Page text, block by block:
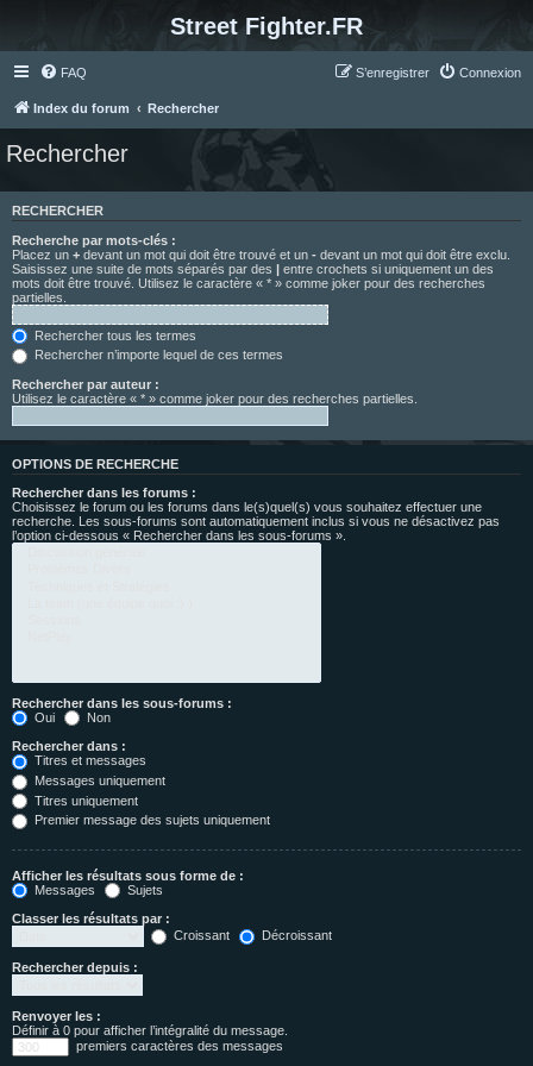
Street Fighter.FR
FAQ Connexion
S’enregistrer
Index du forum Rechercher
Rechercher
RECHERCHER
Recherche par mots-clés :
Placez un + devant un mot qui doit être trouvé et un - devant un mot qui doit être exclu.
Saisissez une suite de mots séparés par des | entre crochets si uniquement un des
mots doit être trouvé. Utilisez le caractère « * » comme joker pour des recherches
partielles.
Rechercher tous les termes
Rechercher n’importe lequel de ces termes
Rechercher par auteur :
Utilisez le caractère « * » comme joker pour des recherches partielles.
OPTIONS DE RECHERCHE
Rechercher dans les forums :
Choisissez le forum ou les forums dans le(s)quel(s) vous souhaitez effectuer une
recherche. Les sous-forums sont automatiquement inclus si vous ne désactivez pas
l’option ci-dessous « Rechercher dans les sous-forums ».
Rechercher dans les sous-forums :
Oui
Non
Rechercher dans :
Titres et messages
Messages uniquement
Titres uniquement
Premier message des sujets uniquement
Afficher les résultats sous forme de :
Messages
Sujets
Classer les résultats par :
Croissant
Décroissant
Rechercher depuis :
Renvoyer les :
Définir à 0 pour afficher l’intégralité du message.
premiers caractères des messages